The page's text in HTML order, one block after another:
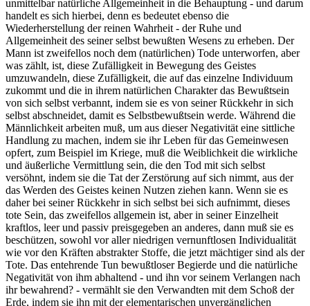
unmittelbar natürliche Allgemeinheit in die Behauptung - und darum
handelt es sich hierbei, denn es bedeutet ebenso die
Wiederherstellung der reinen Wahrheit - der Ruhe und
Allgemeinheit des seiner selbst bewußten Wesens zu erheben. Der
Mann ist zweifellos noch dem (natürlichen) Tode unterworfen, aber
was zählt, ist, diese Zufälligkeit in Bewegung des Geistes
umzuwandeln, diese Zufälligkeit, die auf das einzelne Individuum
zukommt und die in ihrem natürlichen Charakter das Bewußtsein
von sich selbst verbannt, indem sie es von seiner Rückkehr in sich
selbst abschneidet, damit es Selbstbewußtsein werde. Während die
Männlichkeit arbeiten muß, um aus dieser Negativität eine sittliche
Handlung zu machen, indem sie ihr Leben für das Gemeinwesen
opfert, zum Beispiel im Kriege, muß die Weiblichkeit die wirkliche
und äußerliche Vermittlung sein, die den Tod mit sich selbst
versöhnt, indem sie die Tat der Zerstörung auf sich nimmt, aus der
das Werden des Geistes keinen Nutzen ziehen kann. Wenn sie es
daher bei seiner Rückkehr in sich selbst bei sich aufnimmt, dieses
tote Sein, das zweifellos allgemein ist, aber in seiner Einzelheit
kraftlos, leer und passiv preisgegeben an anderes, dann muß sie es
beschützen, sowohl vor aller niedrigen vernunftlosen Individualität
wie vor den Kräften abstrakter Stoffe, die jetzt mächtiger sind als der
Tote. Das entehrende Tun bewußtloser Begierde und die natürliche
Negativität von ihm abhaltend - und ihn vor seinem Verlangen nach
ihr bewahrend? - vermählt sie den Verwandten mit dem Schoß der
Erde, indem sie ihn mit der elementarischen unvergänglichen